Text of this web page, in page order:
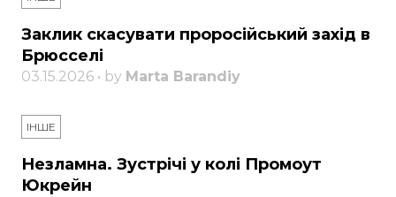
Заклик скасувати проросійський захід в
Брюсселі
03.15.2026 • by Marta Barandiy
ІНШЕ
Незламна. Зустрічі у колі Промоут
Юкрейн